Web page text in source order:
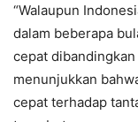
“Walaupun
dalam beberapa
cepat
menunjukkan
cepat terhadap